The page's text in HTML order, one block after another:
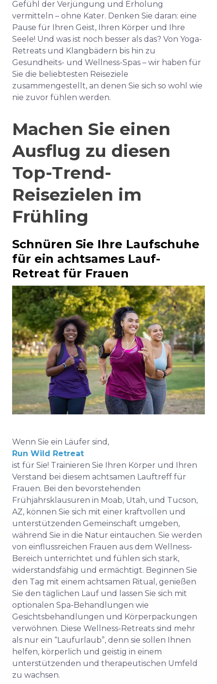
Gefühl der Verjüngung und Erholung
vermitteln – ohne Kater. Denken Sie daran: eine
Pause für Ihren Geist, Ihren Körper und Ihre
Seele! Und was ist noch besser als das? Von Yoga-
Retreats und Klangbädern bis hin zu
Gesundheits- und Wellness-Spas – wir haben für
Sie die beliebtesten Reiseziele
zusammengestellt, an denen Sie sich so wohl wie
nie zuvor fühlen werden.
Machen Sie einen
Ausflug zu diesen
Top-Trend-
Reisezielen im
Frühling
Schnüren Sie Ihre Laufschuhe
für ein achtsames Lauf-
Retreat für Frauen
Wenn Sie ein Läufer sind,
Run Wild Retreat
ist für Sie! Trainieren Sie Ihren Körper und Ihren
Verstand bei diesem achtsamen Lauftreff für
Frauen. Bei den bevorstehenden
Frühjahrsklausuren in Moab, Utah, und Tucson,
AZ, können Sie sich mit einer kraftvollen und
unterstützenden Gemeinschaft umgeben,
während Sie in die Natur eintauchen. Sie werden
von einflussreichen Frauen aus dem Wellness-
Bereich unterrichtet und fühlen sich stark,
widerstandsfähig und ermächtigt. Beginnen Sie
den Tag mit einem achtsamen Ritual, genießen
Sie den täglichen Lauf und lassen Sie sich mit
optionalen Spa-Behandlungen wie
Gesichtsbehandlungen und Körperpackungen
verwöhnen. Diese Wellness-Retreats sind mehr
als nur ein “Laufurlaub”, denn sie sollen Ihnen
helfen, körperlich und geistig in einem
unterstützenden und therapeutischen Umfeld
zu wachsen.